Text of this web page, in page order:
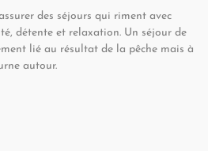
des séjours qui riment avec
détente et relaxation. Un séjour de
lié au résultat de la pêche mais à
autour.